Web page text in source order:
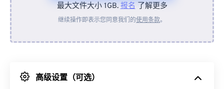
从设备
来自 Google Drive
最大文件大小 1GB.报名了解更多
继续操作即表示您同意我们的使用条款。
高级设置（可选）